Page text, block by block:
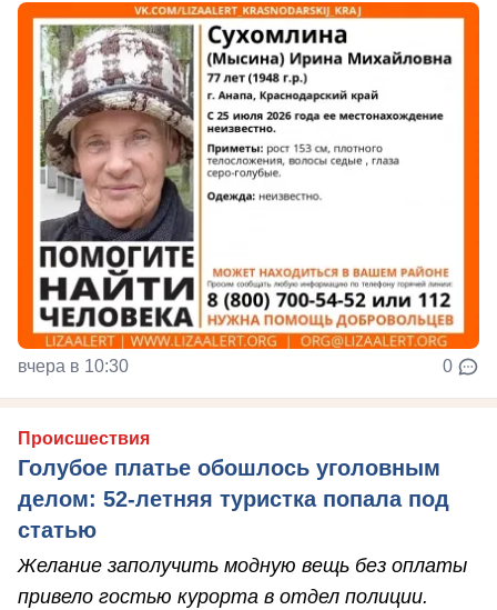
вчера в 10:30 0
Происшествия
Голубое платье обошлось уголовным
делом: 52-летняя туристка попала под
статью
Желание заполучить модную вещь без оплаты
привело гостью курорта в отдел полиции.